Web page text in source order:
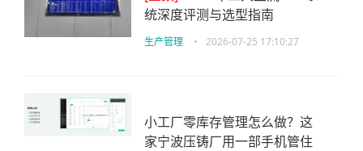
统深度评测与选型指南
生产管理 • 2026-07-25 17:10:27
小工厂零库存管理怎么做？这
家宁波压铸厂用一部手机管住